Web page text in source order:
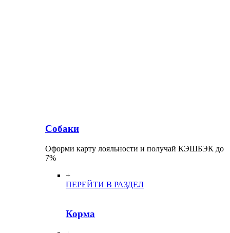
Собаки
Оформи карту лояльности и получай КЭШБЭК до
7%
+
ПЕРЕЙТИ В РАЗДЕЛ
Корма